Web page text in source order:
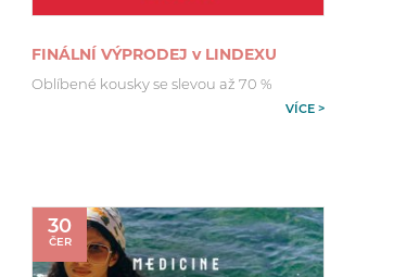
FINÁLNÍ VÝPRODEJ v LINDEXU
Oblíbené kousky se slevou až 70 %
VÍCE >
30
ČER